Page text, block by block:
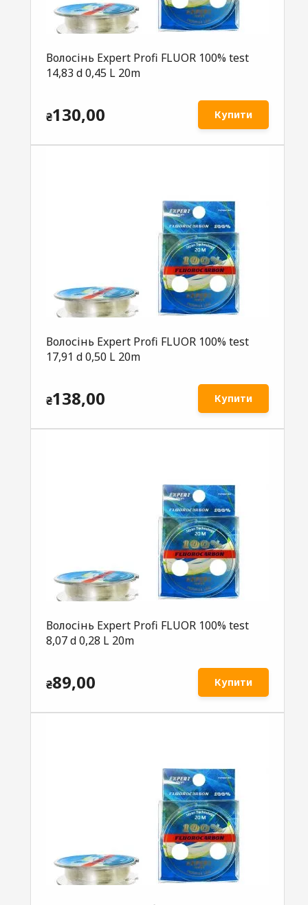
Волосінь Expert Profi FLUOR 100% test
14,83 d 0,45 L 20m
₴130,00 Купити
Волосінь Expert Profi FLUOR 100% test
17,91 d 0,50 L 20m
₴138,00 Купити
Волосінь Expert Profi FLUOR 100% test
8,07 d 0,28 L 20m
₴89,00 Купити